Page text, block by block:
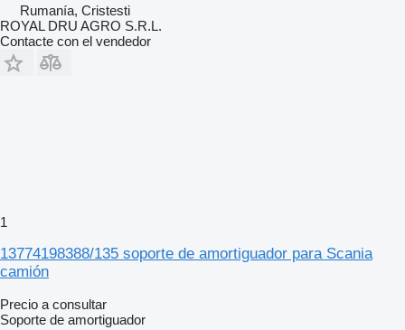
Rumanía, Cristesti
ROYAL DRU AGRO S.R.L.
Contacte con el vendedor
1
13774198388/135 soporte de amortiguador para Scania
camión
Precio a consultar
Soporte de amortiguador